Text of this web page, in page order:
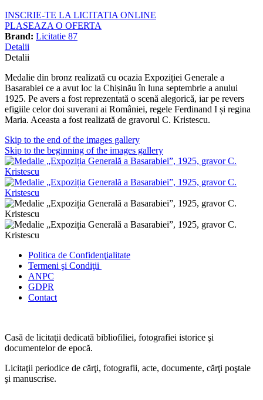
INSCRIE-TE LA LICITATIA ONLINE
PLASEAZA O OFERTA
Brand: Licitatie 87
Detalii
Detalii
Medalie din bronz realizată cu ocazia Expoziției Generale a
Basarabiei ce a avut loc la Chișinău în luna septembrie a anului
1925. Pe avers a fost reprezentată o scenă alegorică, iar pe revers
efigiile celor doi suverani ai României, regele Ferdinand I și regina
Maria. Aceasta a fost realizată de gravorul C. Kristescu.
Skip to the end of the images gallery
Skip to the beginning of the images gallery
Politica de Confidenţialitate
Termeni şi Condiţii
ANPC
GDPR
Contact
Casă de licitaţii dedicată bibliofiliei, fotografiei istorice şi
documentelor de epocă.
Licitaţii periodice de cărţi, fotografii, acte, documente, cărţi poştale
şi manuscrise.